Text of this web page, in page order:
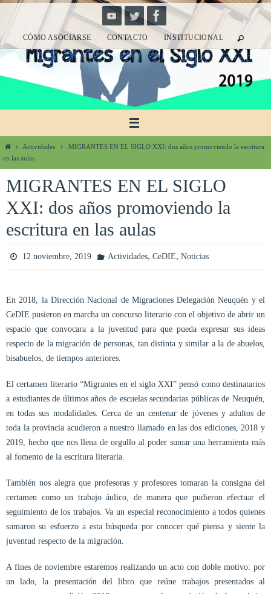
contenidoCÓMO ASOCIARSE CONTACTO INSTITUCIONAL
InicioActividades
MIGRANTES EN EL SIGLO XXI: dos años promoviendo la escritura
en las aulas
MIGRANTES EN EL SIGLO
XXI: dos años promoviendo la
escritura en las aulas
12 noviembre, 2019 Actividades, CeDIE, Noticias
En 2018, la Dirección Nacional de Migraciones Delegación Neuquén y el
CeDIE pusieron en marcha un concurso literario con el objetivo de abrir un
espacio que convocara a la juventud para que pueda expresar sus ideas
respecto de la migración de personas, tan distinta y similar a la de abuelos,
bisabuelos, de tiempos anteriores.
El certamen literario “Migrantes en el siglo XXI” pensó como destinatarios
a estudiantes de últimos años de escuelas secundarias públicas de Neuquén,
en todas sus modalidades. Cerca de un centenar de jóvenes y adultos de
toda la provincia acudieron a nuestro llamado en las dos ediciones, 2018 y
2019, hecho que nos llena de orgullo al poder sumar una herramienta más
al fomento de la escritura literaria.
También nos alegra que profesoras y profesores tomaran la consigna del
certamen como un trabajo áulico, de manera que pudieron efectuar el
seguimiento de los trabajos. Va un especial reconocimiento a todos quienes
sumaron su esfuerzo a esta búsqueda por conocer qué piensa y siente la
juventud respecto de la migración.
A fines de noviembre estaremos realizando un acto con doble motivo: por
un lado, la presentación del libro que reúne trabajos presentados al